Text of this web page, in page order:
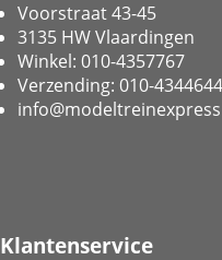
Voorstraat 43-45
3135 HW Vlaardingen
Winkel: 010-4357767
Verzending: 010-4344644
Klantenservice